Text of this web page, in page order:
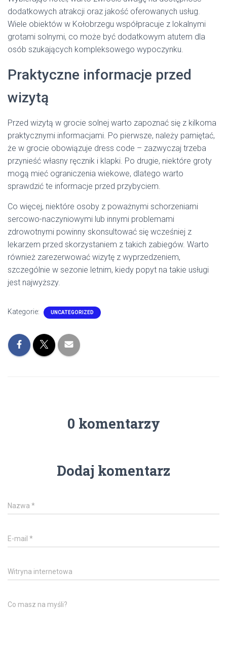
dodatkowych atrakcji oraz jakość oferowanych usług.
Wiele obiektów w Kołobrzegu współpracuje z lokalnymi
grotami solnymi, co może być dodatkowym atutem dla
osób szukających kompleksowego wypoczynku.
Praktyczne informacje przed
wizytą
Przed wizytą w grocie solnej warto zapoznać się z kilkoma
praktycznymi informacjami. Po pierwsze, należy pamiętać,
że w grocie obowiązuje dress code – zazwyczaj trzeba
przynieść własny ręcznik i klapki. Po drugie, niektóre groty
mogą mieć ograniczenia wiekowe, dlatego warto
sprawdzić te informacje przed przybyciem.
Co więcej, niektóre osoby z poważnymi schorzeniami
sercowo-naczyniowymi lub innymi problemami
zdrowotnymi powinny skonsultować się wcześniej z
lekarzem przed skorzystaniem z takich zabiegów. Warto
również zarezerwować wizytę z wyprzedzeniem,
szczególnie w sezonie letnim, kiedy popyt na takie usługi
jest najwyższy.
Kategorie: UNCATEGORIZED
0 komentarzy
Dodaj komentarz
Nazwa *
E-mail *
Witryna internetowa
Co masz na myśli?